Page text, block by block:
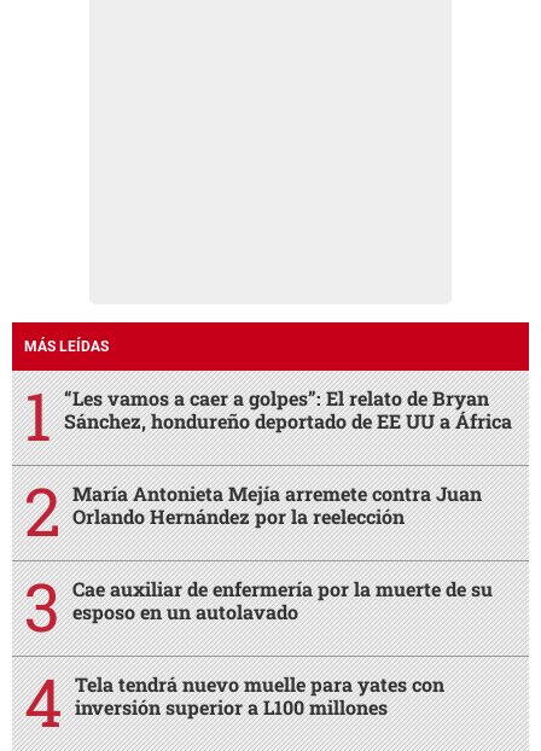
MÁS LEÍDAS
“Les vamos a caer a golpes”: El relato de Bryan
Sánchez, hondureño deportado de EE UU a África
María Antonieta Mejía arremete contra Juan
Orlando Hernández por la reelección
Cae auxiliar de enfermería por la muerte de su
esposo en un autolavado
Tela tendrá nuevo muelle para yates con
inversión superior a L100 millones